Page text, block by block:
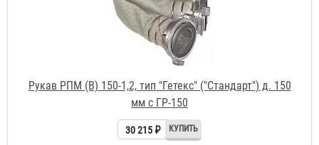
мм с ГР-150
30 215 ₽